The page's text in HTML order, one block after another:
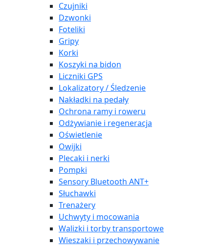
Czujniki
Dzwonki
Foteliki
Gripy
Korki
Koszyki na bidon
Liczniki GPS
Lokalizatory / Śledzenie
Nakładki na pedały
Ochrona ramy i roweru
Odżywianie i regeneracja
Oświetlenie
Owijki
Plecaki i nerki
Pompki
Sensory Bluetooth ANT+
Słuchawki
Trenażery
Uchwyty i mocowania
Walizki i torby transportowe
Wieszaki i przechowywanie